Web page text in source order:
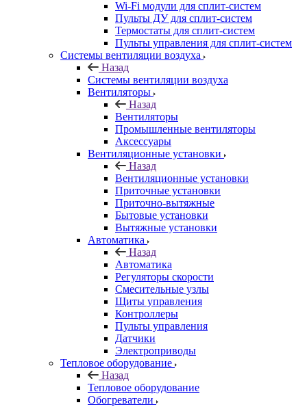
Wi-Fi модули для сплит-систем
Пульты ДУ для сплит-систем
Термостаты для сплит-систем
Пульты управления для сплит-систем
Системы вентиляции воздуха
Назад
Системы вентиляции воздуха
Вентиляторы
Назад
Вентиляторы
Промышленные вентиляторы
Аксессуары
Вентиляционные установки
Назад
Вентиляционные установки
Приточные установки
Приточно-вытяжные
Бытовые установки
Вытяжные установки
Автоматика
Назад
Автоматика
Регуляторы скорости
Смесительные узлы
Щиты управления
Контроллеры
Пульты управления
Датчики
Электроприводы
Тепловое оборудование
Назад
Тепловое оборудование
Обогреватели